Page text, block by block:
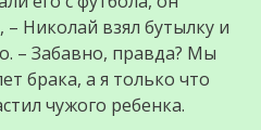
– Николай взял бутылку и
– Забавно, правда? Мы
брака, а я только что
чужого ребенка.